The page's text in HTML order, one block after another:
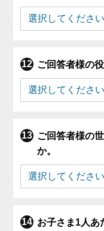
ご回答者様の
ご回答者様の
か。
お子さま1人あ